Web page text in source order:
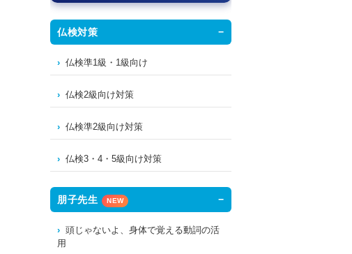
仏検対策
仏検準1級・1級向け
仏検2級向け対策
仏検準2級向け対策
仏検3・4・5級向け対策
朋子先生 NEW
頭じゃないよ、身体で覚える動詞の活
用